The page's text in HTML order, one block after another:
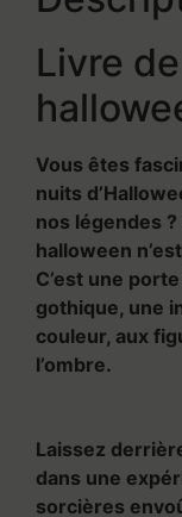
Livre
Vous êtes
nuits
nos légendes
halloween
C’est une
gothique, une
couleur, aux
l’ombre.
Laissez
dans une
sorcières